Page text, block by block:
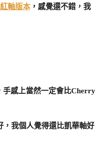
軸版本 ，感覺還不錯，我
手感上當然一定會比Cherry
，我個人覺得還比凱華軸好